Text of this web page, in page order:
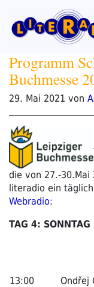
Inhalt
springen
Programm
Buchmesse
29. Mai 2021 von
die von 27.-
literadio ein
Webradio:
TAG 4:
13:00 Ondřej